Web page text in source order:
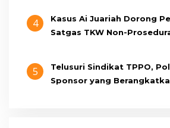
4
Kasus Ai Juariah Dorong
Satgas TKW Non-
5
Telusuri Sindikat TPPO,
Sponsor yang